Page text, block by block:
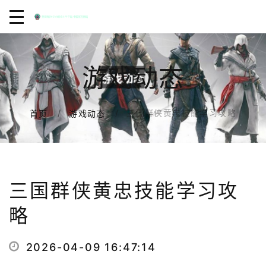
游戏动态
首页 游戏动态 三国群侠黄忠技能学习攻略
三国群侠黄忠技能学习攻
略
2026-04-09 16:47:14